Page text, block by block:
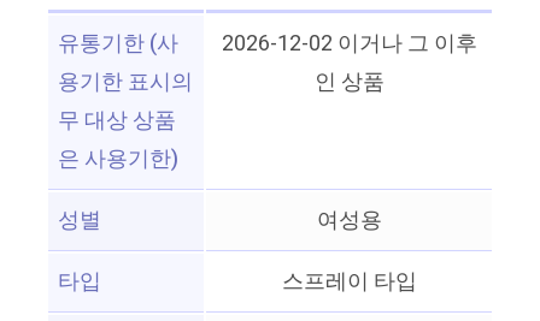
유통기한 (사
용기한 표시의
무 대상 상품
은 사용기한)
2026-12-02 이거나 그 이후
인 상품
성별
여성용
타입
스프레이 타입